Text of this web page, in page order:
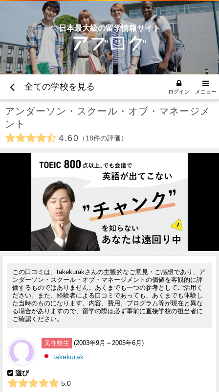
日本最大級の留学情報サイト
全ての学校を見る ログイン メニュー
アンダーソン・スクール・オブ・マネージメ
ント
4.60 18件の評価
この口コミは、takekurakさんの主観的なご意見・ご感想であり、ア
ンダーソン・スクール・オブ・マネージメントの価値を客観的に評
価するものではありません。あくまでも一つの参考としてご活用く
ださい。また、経験者による口コミであっても、あくまでも体験し
た当時のものになります。内容、費用、プログラム等が現在と異な
る場合がありますので、留学の際は必ず事前に直接学校の担当者に
ご確認ください。
元在校生 (2003年9月～2005年6月)
takekurak
遊び
5.0